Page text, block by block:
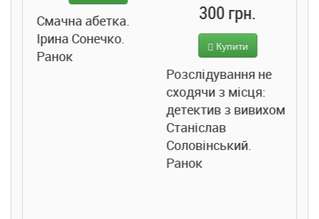
Смачна абетка.
Ірина Сонечко.
Ранок
300 грн.
Купити
Розслідування не
сходячи з місця:
детектив з вивихом.
Станіслав
Соловінський.
Ранок